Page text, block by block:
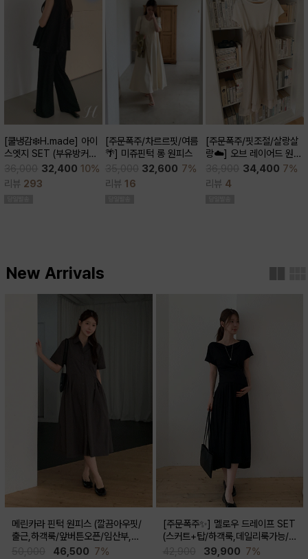
[쿨냉감❄️H.made] 아이
스엣지 SET (부유방커버/
쿨세트/코디활용굿/출근
룩,데일리룩)
32,400 10%
리뷰 293
[주문폭주/차르르핏/여름
🌴] 미쥬핀턱 롱 원피스
32,600 7%
리뷰 16
[주문폭주/핏조절/살랑살
랑☁️] 오브 레이어드 원피
34,400 7%
리뷰 4
New Arrivals
메린카라 핀턱 원피스 (깔끔아우핏/
출근,하객룩/앞버튼오픈/임산부,출
산후 착용가능)46,500 7%
[주문폭주✨] 멜로우 드레이프 SET
(스커트+탑/하객룩,데일리룩가능/
임산부,출산후 착용가능)
39,900 7%